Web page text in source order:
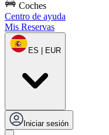
Coches
Centro de ayuda
Mis Reservas
ES | EUR
Iniciar sesión